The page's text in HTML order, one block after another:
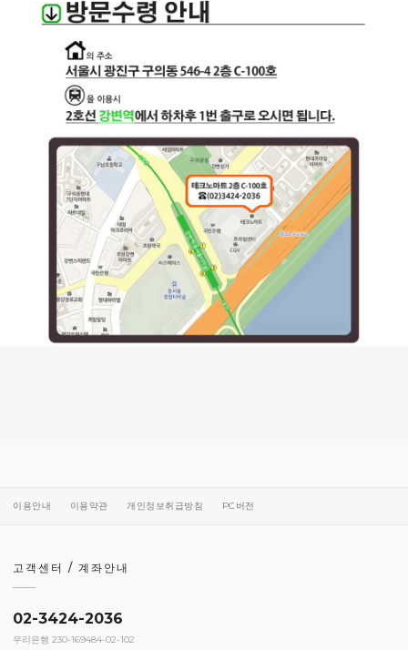
이용안내 이용약관 개인정보취급방침 PC버전
고객센터 / 계좌안내
02-3424-2036
우리은행 230-169484-02-102